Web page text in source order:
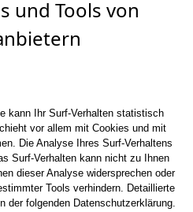
und Tools von
kann Ihr Surf-Verhalten statistisch
vor allem mit Cookies und mit
Die Analyse Ihres Surf-Verhaltens
Surf-Verhalten kann nicht zu Ihnen
dieser Analyse widersprechen oder
Tools verhindern. Detaillierte
der folgenden Datenschutzerklärung.